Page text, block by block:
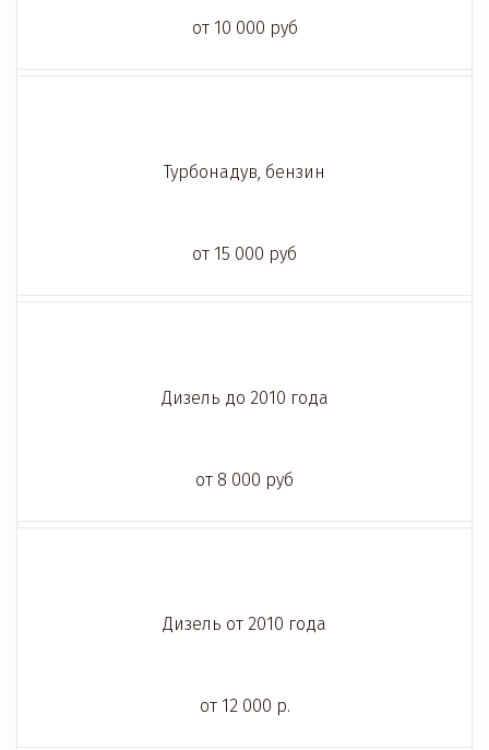
от 10 000 руб
Турбонадув, бензин
от 15 000 руб
Дизель до 2010 года
от 8 000 руб
Дизель от 2010 года
от 12 000 р.